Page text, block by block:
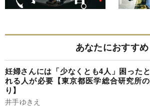
あなたにおすすめ
妊婦さんには「少なくとも4人」困った
れる人が必要【東京都医学総合研究所
り】
井手ゆきえ